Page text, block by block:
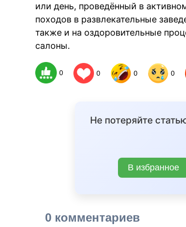
или день, проведённый в
походов в развлекательные
также и на оздоровительные
салоны.
0 0 0 0
Не потеряйте
В избранное
0 комментариев